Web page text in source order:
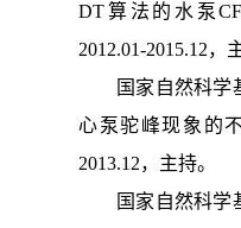
DT算法的水泵
2012.01-2015.12，
国家自然科学
心泵驼峰现象的
2013.12，主持。
国家自然科学